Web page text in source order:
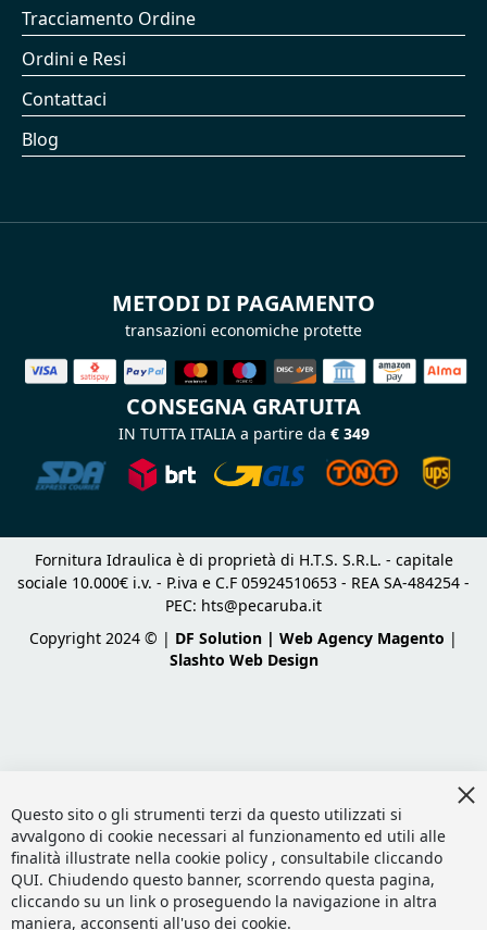
Tracciamento Ordine
Ordini e Resi
Contattaci
Blog
METODI DI PAGAMENTO
transazioni economiche protette
CONSEGNA GRATUITA
IN TUTTA ITALIA a partire da € 349
Fornitura Idraulica è di proprietà di H.T.S. S.R.L. - capitale
sociale 10.000€ i.v. - P.iva e C.F 05924510653 - REA SA-484254 -
PEC: hts@pecaruba.it
Copyright 2024 © | DF Solution | Web Agency Magento |
Slashto Web Design
Questo sito o gli strumenti terzi da questo utilizzati si
avvalgono di cookie necessari al funzionamento ed utili alle
finalità illustrate nella cookie policy , consultabile cliccando
QUI. Chiudendo questo banner, scorrendo questa pagina,
cliccando su un link o proseguendo la navigazione in altra
maniera, acconsenti all'uso dei cookie.